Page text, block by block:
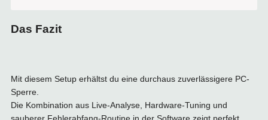
Das Fazit
Mit diesem Setup erhältst du eine durchaus zuverlässigere PC-
Sperre.
Die Kombination aus Live-Analyse, Hardware-Tuning und